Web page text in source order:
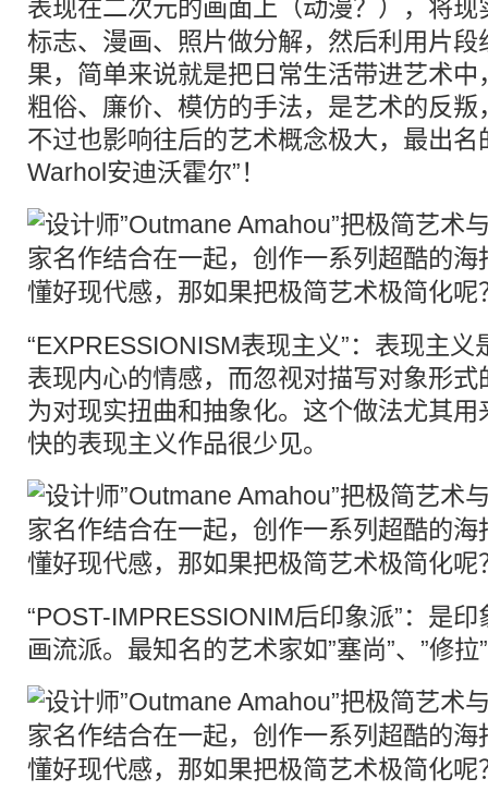
表现在二次元的画面上（动漫？），将现
标志、漫画、照片做分解，然后利用片
果，简单来说就是把日常生活带进艺术
粗俗、廉价、模仿的手法，是艺术的反
不过也影响往后的艺术概念极大，最出名
Warhol安迪沃霍尔”！
“EXPRESSIONISM表现主义”：表现主
表现内心的情感，而忽视对描写对象形
为对现实扭曲和抽象化。这个做法尤其
快的表现主义作品很少见。
“POST-IMPRESSIONIM后印象派”：是
画流派。最知名的艺术家如”塞尚”、”修拉